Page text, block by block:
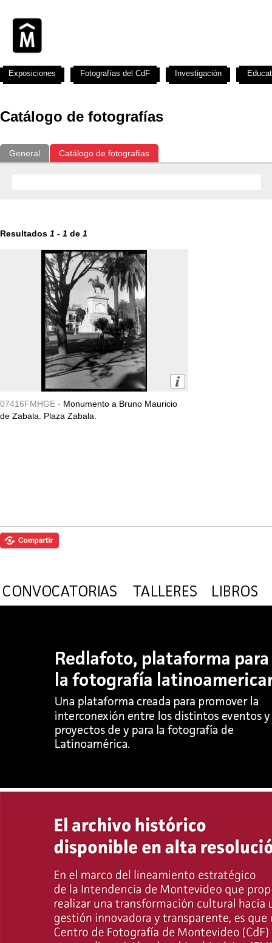
Catálogo de fotografías
General Catálogo de fotografías
Resultados 1 - 1 de 1
07416FMHGE - Monumento a Bruno Mauricio
de Zabala. Plaza Zabala.
Exposiciones Fotografías del CdF Investigación